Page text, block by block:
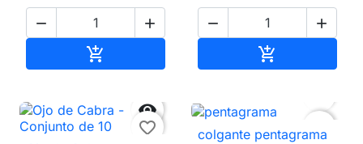
 

 


favorite_border
favorite_border
colgante pentagrama